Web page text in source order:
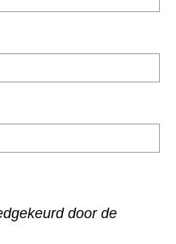
door de